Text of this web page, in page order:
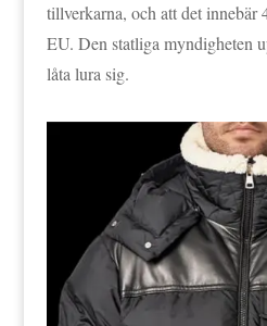
tillverkarna, och att det
EU. Den statliga myndigheten
låta lura sig.